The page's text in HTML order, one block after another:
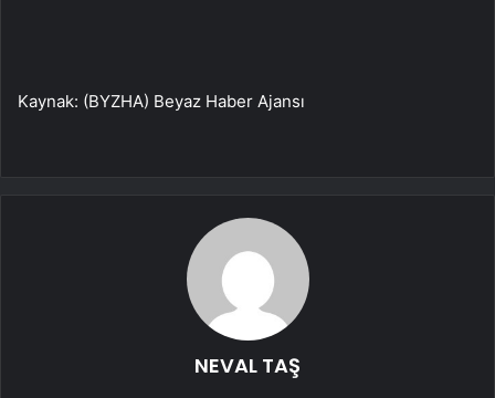
Kaynak: (BYZHA) Beyaz Haber Ajansı
NEVAL TAŞ